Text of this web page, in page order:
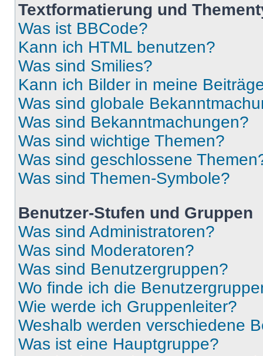
Textformatierung und
Was ist BBCode?
Kann ich HTML benutzen?
Was sind Smilies?
Kann ich Bilder in meine
Was sind globale
Was sind Bekanntmachungen?
Was sind wichtige Themen?
Was sind geschlossene
Was sind Themen-Symbole?
Benutzer-Stufen und Gruppen
Was sind Administratoren?
Was sind Moderatoren?
Was sind Benutzergruppen?
Wo finde ich die
Wie werde ich Gruppenleiter?
Weshalb werden verschiedene
Was ist eine Hauptgruppe?